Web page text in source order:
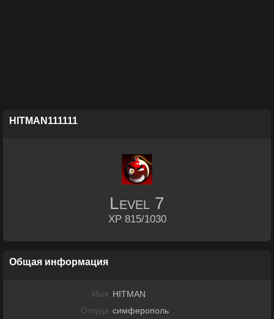
HITMAN111111
Level 7
XP 815/1030
Общая информация
Имя HITMAN
Откуда симферополь